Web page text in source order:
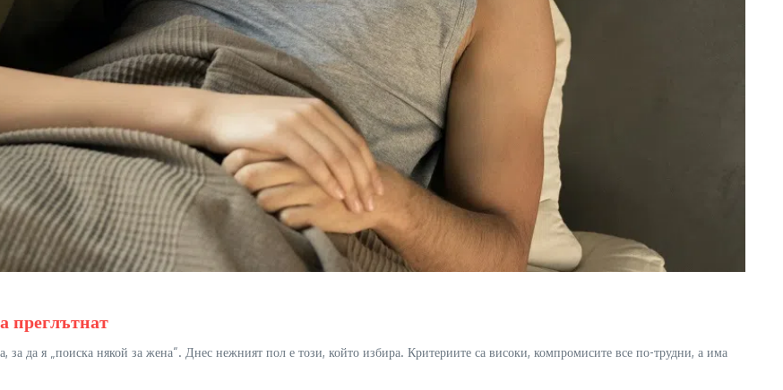
преглътнат
за да я „поиска някой за жена“. Днес нежният пол е този, който избира. Критериите са високи, компромисите все по-трудни, а има